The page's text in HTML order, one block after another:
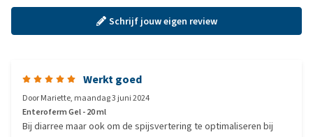
Schrijf jouw eigen review
Werkt goed
DoorMariette, maandag 3 juni 2024
Enteroferm Gel - 20 ml
Bij diarree maar ook om de spijsvertering te optimaliseren bij